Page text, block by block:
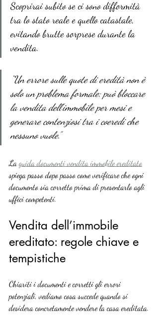
Scoprirai subito se ci sono difformità
tra lo stato reale e quello catastale,
evitando brutte sorprese durante la
vendita.
“Un errore sulle quote di eredità non è
solo un problema formale: può bloccare
la vendita dell’immobile per mesi e
generare contenziosi tra i coeredi che
nessuno vuole.”
La guida documenti vendita immobile ereditato
spiega passo dopo passo come verificare che ogni
documento sia corretto prima di presentarlo agli
uffici competenti.
Vendita dell’immobile
ereditato: regole chiave e
tempistiche
Chiariti i documenti e corretti gli errori
potenziali, vediamo cosa succede quando si
desidera concretamente vendere la casa ereditata.